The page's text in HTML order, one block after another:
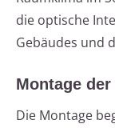
die optische
Gebäudes und
Montage
Die Montage